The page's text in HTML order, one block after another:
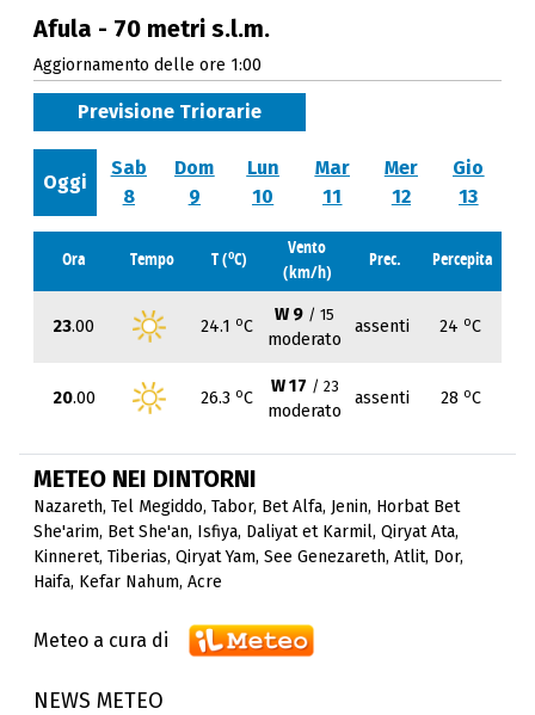
Afula - 70 metri s.l.m.
Aggiornamento delle ore 1:00
Previsione Triorarie
Oggi
Sab
8
Dom
9
Lun
10
Mar
11
Mer
12
Gio
13
Ora Tempo T (oC)
Vento
(km/h)
Prec. Percepita
23.00 24.1 oC
W 9 / 15
moderato
assenti 24 oC
20.00 26.3 oC
W 17 / 23
moderato
assenti 28 oC
METEO NEI DINTORNI
Nazareth, Tel Megiddo, Tabor, Bet Alfa, Jenin, Horbat Bet
She'arim, Bet She'an, Isfiya, Daliyat et Karmil, Qiryat Ata,
Kinneret, Tiberias, Qiryat Yam, See Genezareth, Atlit, Dor,
Haifa, Kefar Nahum, Acre
Meteo a cura di
NEWS METEO